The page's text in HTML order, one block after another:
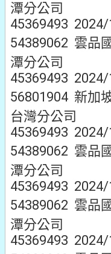
潭分公司
45369493
54389062 雲品
潭分公司
45369493
56801904 新加
台灣分公司
45369493
54389062 雲品
潭分公司
45369493
54389062 雲品
潭分公司
45369493